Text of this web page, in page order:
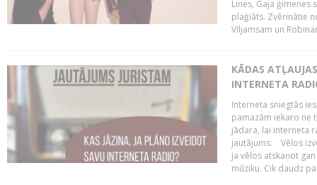
Lines, Gaja ģimenes
plaģiāts. Zvērinātie
Viljamsam un
KĀDAS
INTERNETA
Interneta sniegtās
pamazām iekaro ne
jādara, lai interneta
jautājums: Vēlos
ja vēlos atskaņot
mūziku. Cik daudz